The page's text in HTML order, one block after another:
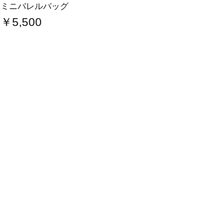
ミニバレルバッグ
￥5,500